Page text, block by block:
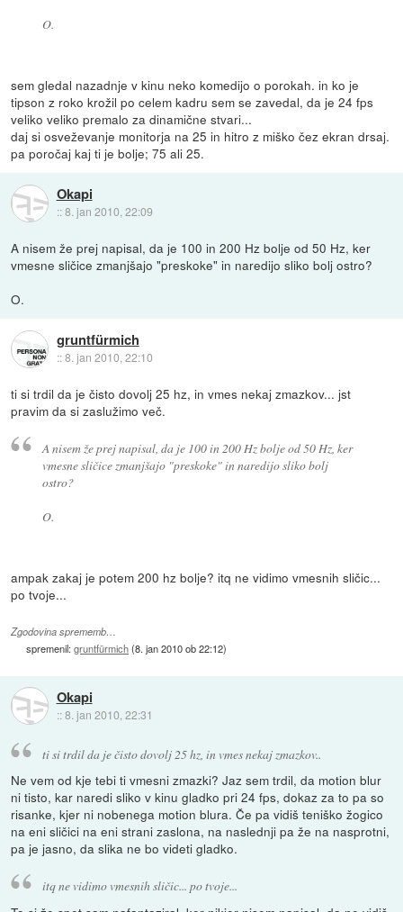
O.
sem gledal nazadnje v kinu neko komedijo o porokah. in ko je
tipson z roko krožil po celem kadru sem se zavedal, da je 24 fps
veliko veliko premalo za dinamične stvari...
daj si osveževanje monitorja na 25 in hitro z miško čez ekran drsaj.
pa poročaj kaj ti je bolje; 75 ali 25.
Okapi
::8. jan 2010, 22:09
A nisem že prej napisal, da je 100 in 200 Hz bolje od 50 Hz, ker
vmesne sličice zmanjšajo "preskoke" in naredijo sliko bolj ostro?
O.
gruntfürmich
::8. jan 2010, 22:10
ti si trdil da je čisto dovolj 25 hz, in vmes nekaj zmazkov... jst
pravim da si zaslužimo več.
A nisem že prej napisal, da je 100 in 200 Hz bolje od 50 Hz, ker
vmesne sličice zmanjšajo "preskoke" in naredijo sliko bolj
ostro?
O.
ampak zakaj je potem 200 hz bolje? itq ne vidimo vmesnih sličic...
po tvoje...
Zgodovina sprememb…
spremenil:gruntfürmich(8. jan 2010 ob 22:12)
Okapi
::8. jan 2010, 22:31
ti si trdil da je čisto dovolj 25 hz, in vmes nekaj zmazkov..
Ne vem od kje tebi ti vmesni zmazki? Jaz sem trdil, da motion blur
ni tisto, kar naredi sliko v kinu gladko pri 24 fps, dokaz za to pa so
risanke, kjer ni nobenega motion blura. Če pa vidiš teniško žogico
na eni sličici na eni strani zaslona, na naslednji pa že na nasprotni,
pa je jasno, da slika ne bo videti gladko.
itq ne vidimo vmesnih sličic... po tvoje...